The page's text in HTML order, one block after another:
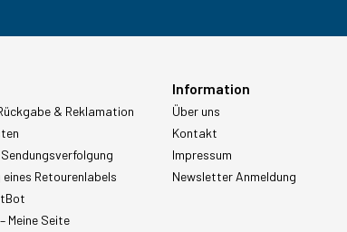
& Reklamation
eines Retourenlabels
Meine Seite
Information
Über uns
Kontakt
Impressum
Newsletter Anmeldung